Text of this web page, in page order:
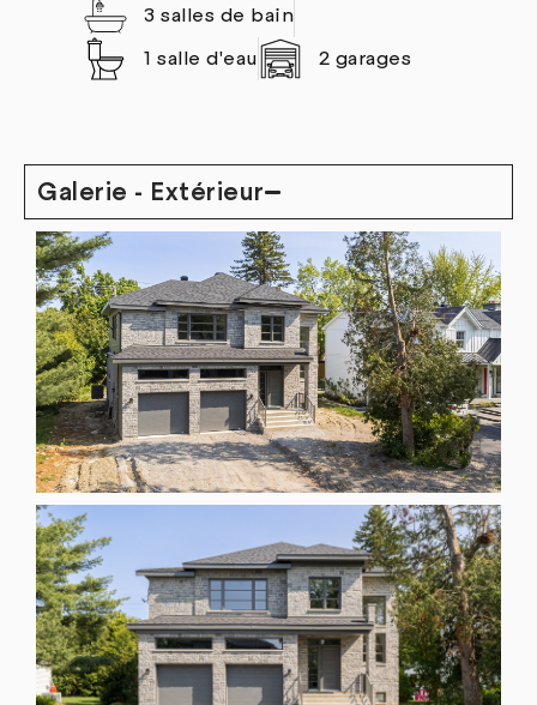
3 salles de bain
1 salle d'eau
2 garages
Galerie - Extérieur